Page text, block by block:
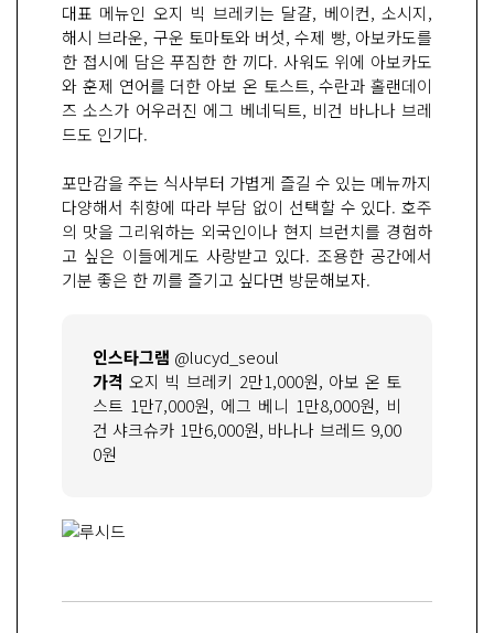
대표 메뉴인 오지 빅 브레키는 달걀, 베이컨, 소시지,
해시 브라운, 구운 토마토와 버섯, 수제 빵, 아보카도를
한 접시에 담은 푸짐한 한 끼다. 사워도 위에 아보카도
와 훈제 연어를 더한 아보 온 토스트, 수란과 홀랜데이
즈 소스가 어우러진 에그 베네딕트, 비건 바나나 브레
드도 인기다.
포만감을 주는 식사부터 가볍게 즐길 수 있는 메뉴까지
다양해서 취향에 따라 부담 없이 선택할 수 있다. 호주
의 맛을 그리워하는 외국인이나 현지 브런치를 경험하
고 싶은 이들에게도 사랑받고 있다. 조용한 공간에서
기분 좋은 한 끼를 즐기고 싶다면 방문해보자.
인스타그램 @lucyd_seoul
가격 오지 빅 브레키 2만1,000원, 아보 온 토
스트 1만7,000원, 에그 베니 1만8,000원, 비
건 샤크슈카 1만6,000원, 바나나 브레드 9,00
0원